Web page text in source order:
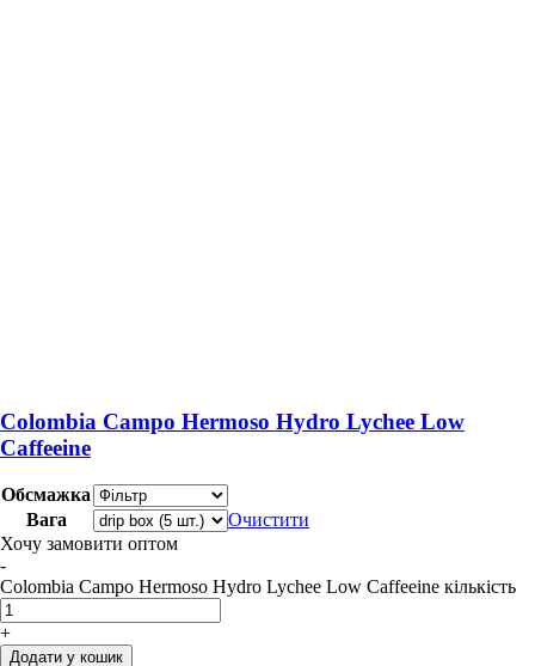
Colombia Campo Hermoso Hydro Lychee Low
Caffeeine
Обсмажка
Вага
Очистити
Хочу замовити оптом
-
Colombia Campo Hermoso Hydro Lychee Low Caffeeine кількість
+
Додати у кошик